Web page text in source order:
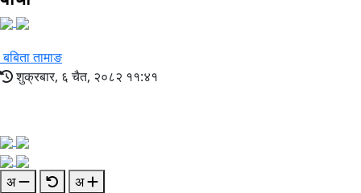
बबिता तामाङ
शुक्रबार, ६ चैत, २०८२ ११:४१
अ
अ